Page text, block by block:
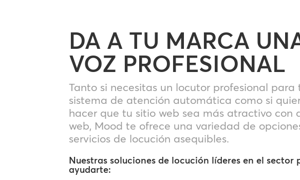
DA A TU MARCA
VOZ PROFESIONAL
Tanto si necesitas un locutor profesional para
sistema de atención automática como si
hacer que tu sitio web sea más atractivo con
web, Mood te ofrece una variedad de
servicios de locución asequibles.
Nuestras soluciones de locución líderes en el sector
ayudarte: